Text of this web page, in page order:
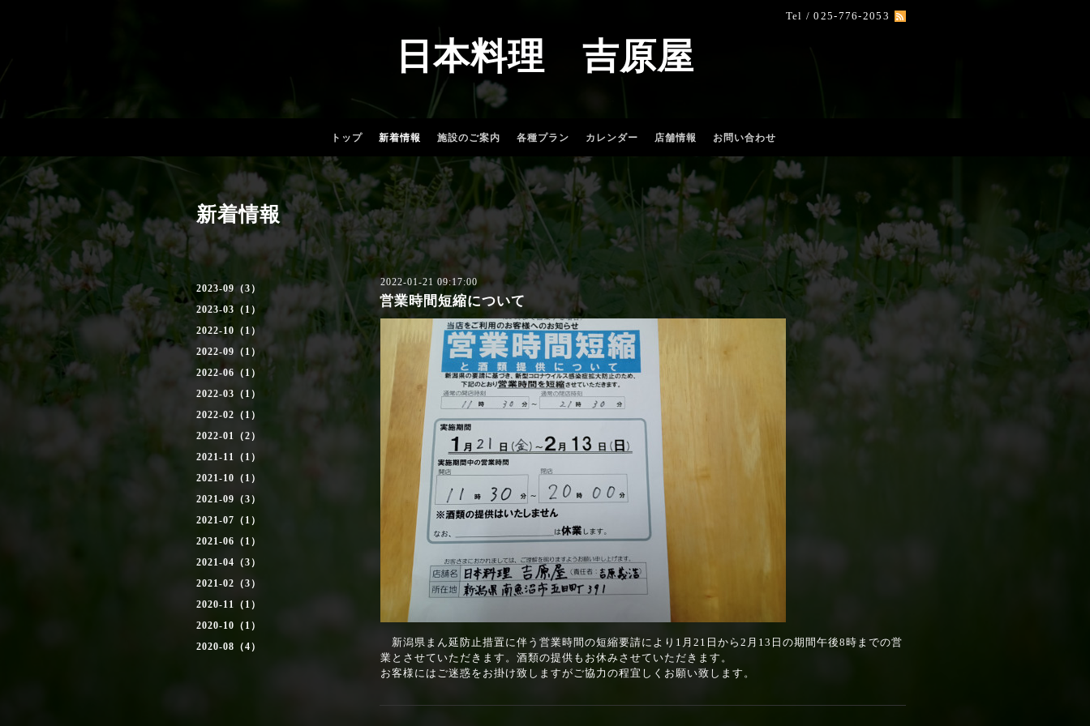
Tel / 025-776-2053
日本料理 吉原屋
トップ 新着情報 施設のご案内 各種プラン カレンダー 店舗情報 お問い合わせ
2023-09（3）
2023-03（1）
2022-10（1）
2022-09（1）
2022-06（1）
2022-03（1）
2022-02（1）
2022-01（2）
2021-11（1）
2021-10（1）
2021-09（3）
2021-07（1）
2021-06（1）
2021-04（3）
2021-02（3）
2020-11（1）
2020-10（1）
2020-08（4）
新着情報
2022-01-21 09:17:00
営業時間短縮について
新潟県まん延防止措置に伴う営業時間の短縮要請により1月21日から2月13日の期間午後8時までの営
業とさせていただきます。酒類の提供もお休みさせていただきます。
お客様にはご迷惑をお掛け致しますがご協力の程宜しくお願い致します。